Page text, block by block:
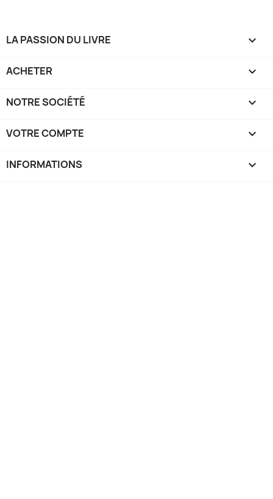
LA PASSION DU LIVRE 
ACHETER 
NOTRE SOCIÉTÉ 
VOTRE COMPTE 
INFORMATIONS keyboard_arrow_down